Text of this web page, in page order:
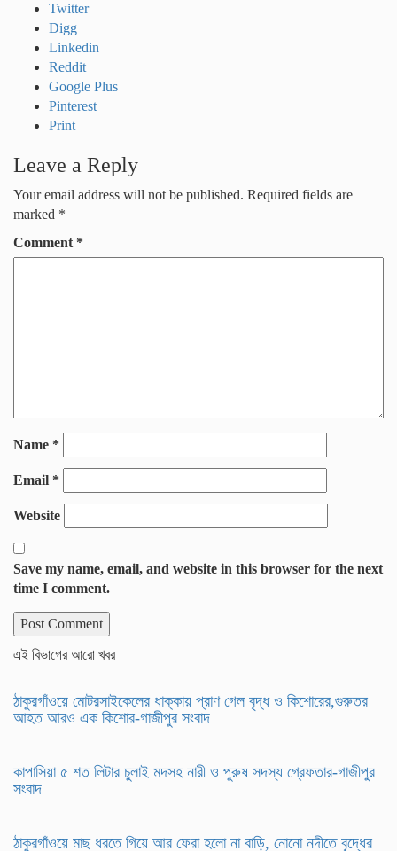
Twitter
Digg
Linkedin
Reddit
Google Plus
Pinterest
Print
Leave a Reply
Your email address will not be published. Required fields are
marked *
Comment *
Name *
Email *
Website
Save my name, email, and website in this browser for the next
time I comment.
এই বিভাগের আরো খবর
ঠাকুরগাঁওয়ে মোটরসাইকেলের ধাক্কায় প্রাণ গেল বৃদ্ধ ও কিশোরের,গুরুতর
আহত আরও এক কিশোর-গাজীপুর সংবাদ
কাপাসিয়া ৫ শত লিটার চুলাই মদসহ নারী ও পুরুষ সদস্য গ্রেফতার-গাজীপুর
সংবাদ
ঠাকুরগাঁওয়ে মাছ ধরতে গিয়ে আর ফেরা হলো না বাড়ি, নোনো নদীতে বৃদ্ধের